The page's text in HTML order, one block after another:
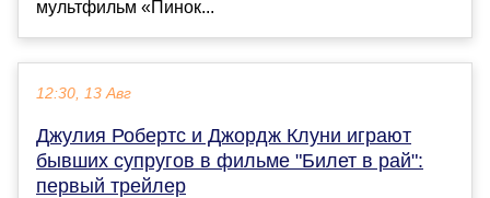
мультфильм «Пинок...
12:30, 13 Авг
Джулия Робертс и Джордж Клуни играют
бывших супругов в фильме "Билет в рай":
первый трейлер